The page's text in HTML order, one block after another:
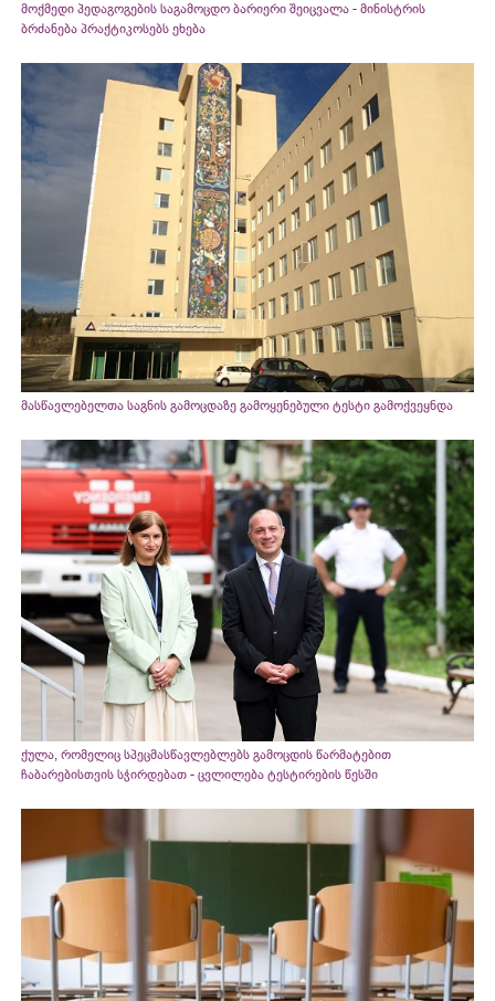
მოქმედი პედაგოგების საგამოცდო ბარიერი შეიცვალა - მინისტრის
ბრძანება პრაქტიკოსებს ეხება
მასწავლებელთა საგნის გამოცდაზე გამოყენებული ტესტი გამოქვეყნდა
ქულა, რომელიც სპეცმასწავლებლებს გამოცდის წარმატებით
ჩაბარებისთვის სჭირდებათ - ცვლილება ტესტირების წესში